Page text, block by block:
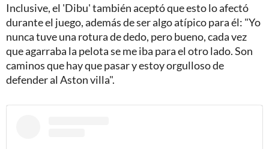
Inclusive, el 'Dibu' también aceptó que esto lo afectó
durante el juego, además de ser algo atípico para él: "Yo
nunca tuve una rotura de dedo, pero bueno, cada vez
que agarraba la pelota se me iba para el otro lado. Son
caminos que hay que pasar y estoy orgulloso de
defender al Aston villa".